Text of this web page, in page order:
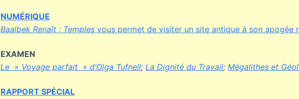
NUMÉRIQUE
Baalbek Renaît : Temples vous permet de visiter un site antique à son apogée
EXAMEN
Le » Voyage parfait » d’Olga Tufnell; La Dignité du Travail; Mégalithes et
RAPPORT SPÉCIAL